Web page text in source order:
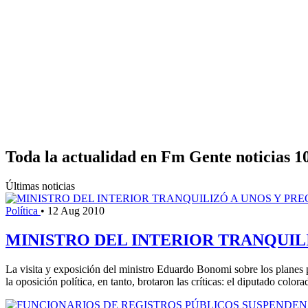
Toda la actualidad en Fm Gente noticias
Últimas noticias
Política • 12 Aug 2010
MINISTRO DEL INTERIOR
La visita y exposición del ministro Eduardo Bonomi sobre los planes
la oposición política, en tanto, brotaron las críticas: el diputado